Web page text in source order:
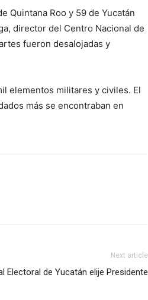
Quintana Roo y 59 de Yucatán
director del Centro Nacional de
fueron desalojadas y
elementos militares y civiles. El
más se encontraban en
Next article
Electoral de Yucatán elije Presidente